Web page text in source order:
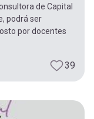
de Capital
podrá ser
por docentes
39